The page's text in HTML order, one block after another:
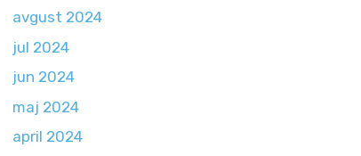
avgust 2024
jul 2024
jun 2024
maj 2024
april 2024